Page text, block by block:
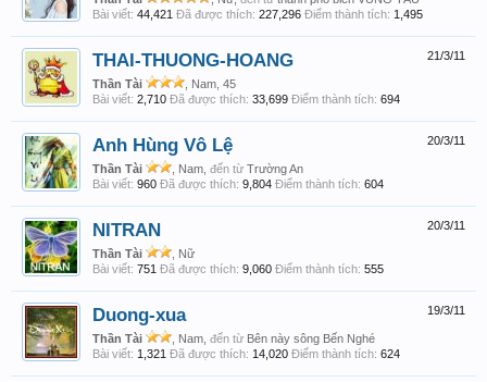
Bài viết: 44,421 Đã được thích: 227,296 Điểm thành tích: 1,495
21/3/11
THAI-THUONG-HOANG
Thần Tài
, Nam, 45
Bài viết: 2,710 Đã được thích: 33,699 Điểm thành tích: 694
20/3/11
Anh Hùng Vô Lệ
Thần Tài , Nam, đến từ Trường An
Bài viết: 960 Đã được thích: 9,804 Điểm thành tích: 604
20/3/11
NITRAN
Thần Tài
, Nữ
Bài viết: 751 Đã được thích: 9,060 Điểm thành tích: 555
19/3/11
Duong-xua
Thần Tài , Nam, đến từ Bên này sông Bến Nghé
Bài viết: 1,321 Đã được thích: 14,020 Điểm thành tích: 624